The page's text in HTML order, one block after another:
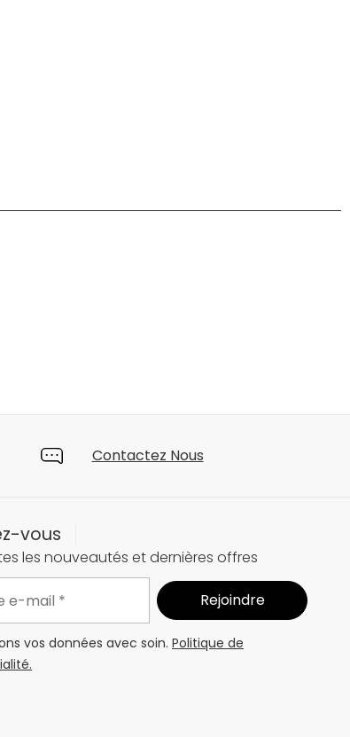
Contactez Nous
vous
les nouveautés et dernières offres
vos données avec soin. Politique de